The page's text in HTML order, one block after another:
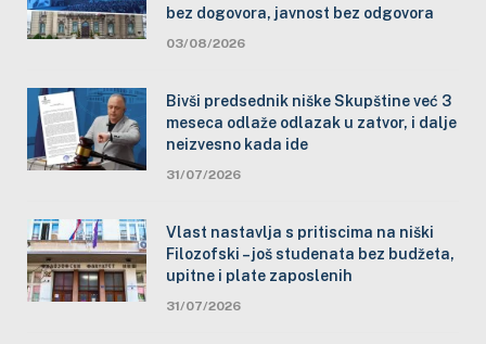
bez dogovora, javnost bez odgovora
03/08/2026
Bivši predsednik niške Skupštine već 3
meseca odlaže odlazak u zatvor, i dalje
neizvesno kada ide
31/07/2026
Vlast nastavlja s pritiscima na niški
Filozofski – još studenata bez budžeta,
upitne i plate zaposlenih
31/07/2026